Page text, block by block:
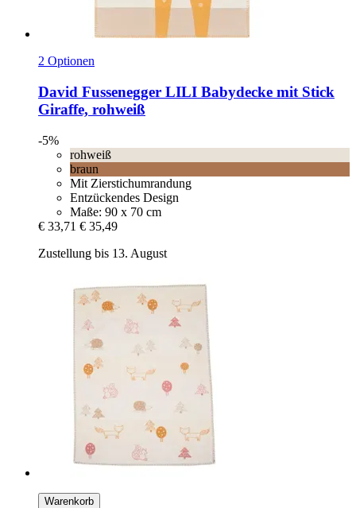
2 Optionen
David Fussenegger LILI Babydecke mit Stick
Giraffe, rohweiß
-5%
rohweiß
braun
Mit Zierstichumrandung
Entzückendes Design
Maße: 90 x 70 cm
€ 33,71 € 35,49
Zustellung bis 13. August
Warenkorb